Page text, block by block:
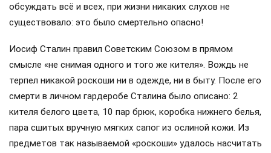
обсуждать всё и всех, при жизни никаких слухов не
существовало: это было смертельно опасно!
Иосиф Сталин правил Советским Союзом в прямом
смысле «не снимая одного и того же кителя». Вождь не
терпел никакой роскоши ни в одежде, ни в быту. После его
смерти в личном гардеробе Сталина было описано: 2
кителя белого цвета, 10 пар брюк, коробка нижнего белья,
пара сшитых вручную мягких сапог из ослиной кожи. Из
предметов так называемой «роскоши» удалось насчитать